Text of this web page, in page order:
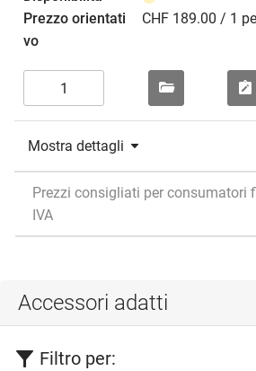
CHF 189.00 / 1
Mostra dettagli
Prezzi consigliati per consumatori
IVA
Accessori adatti
Filtro per: